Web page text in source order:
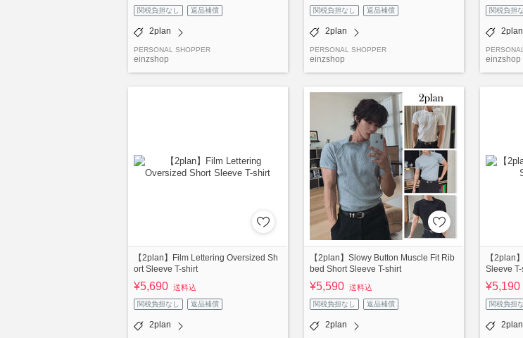
関税負担なし 返品補償
2plan
PERSONAL SHOPPER
einzshop
関税負担なし 返品補償
2plan
PERSONAL SHOPPER
einzshop
関税負担
2plan
einzshop
【2plan】Film Lettering Oversized Sh
ort Sleeve T-shirt
¥5,690 送料込
関税負担なし 返品補償
2plan
【2plan】Slowy Button Muscle Fit Rib
bed Short Sleeve T-shirt
¥5,590 送料込
関税負担なし 返品補償
2plan
【2plan
Sleeve
¥5,190
関税負担な
2plan